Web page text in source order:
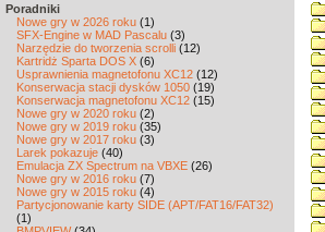
Poradniki
Nowe gry w 2026 roku (1)
SFX-Engine w MAD Pascalu (3)
Narzędzie do tworzenia scrolli (12)
Kartridż Sparta DOS X (6)
Usprawnienia magnetofonu XC12 (12)
Konserwacja stacji dysków 1050 (19)
Konserwacja magnetofonu XC12 (15)
Nowe gry w 2020 roku (2)
Nowe gry w 2019 roku (35)
Nowe gry w 2017 roku (3)
Larek pokazuje (40)
Emulacja ZX Spectrum na VBXE (26)
Nowe gry w 2016 roku (7)
Nowe gry w 2015 roku (4)
Partycjonowanie karty SIDE (APT/FAT16/FAT32)
(1)